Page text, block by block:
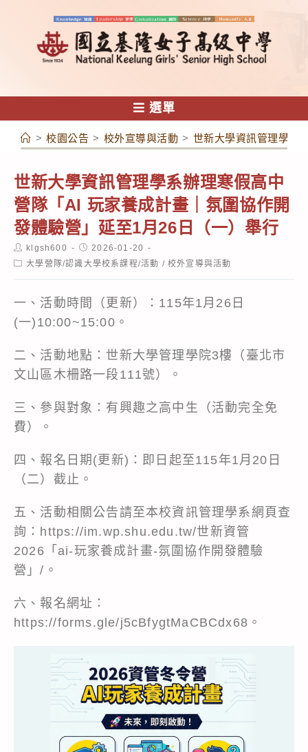
容
選單
> 校園公告 > 校外宣導與活動 > 世新大學資訊管理學系
世新大學資訊管理學系辦理寒假高中
營隊「AI 玩家養成計畫｜氛圍協作開
發體驗營」延至1月26日（一）舉行
Post
author:
klgsh600
Post
published:
2026-01-20
Post大學營隊/認識大學校系課程/活動 / 校外宣導與活動
一、活動時間（更新）：115年1月26日
(一)10:00~15:00。
二、活動地點：世新大學管理學院3樓（臺北市
文山區木柵路一段111號）。
三、參與對象：有興趣之高中生（活動完全免
費）。
四、報名日期(更新)：即日起至115年1月20日
（二）截止。
五、活動相關公告請至本校資訊管理學系網頁查
詢：https://im.wp.shu.edu.tw/世新資管
2026「ai-玩家養成計畫-氛圍協作開發體驗
營」/。
六、報名網址：
https://forms.gle/j5cBfygtMaCBCdx68 。